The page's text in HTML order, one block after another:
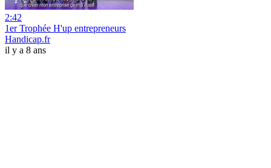
2:42
1er Trophée H'up entrepreneurs
Handicap.fr
il y a 8 ans